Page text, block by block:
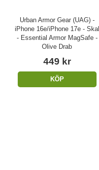
Urban Armor Gear (UAG) -
iPhone 16e/iPhone 17e - Skal
- Essential Armor MagSafe -
Olive Drab
449 kr
KÖP